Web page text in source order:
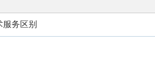
务区别